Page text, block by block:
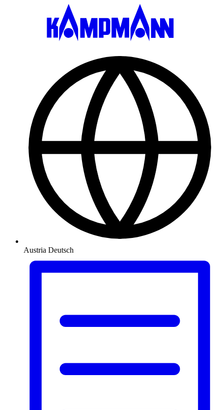
Austria Deutsch